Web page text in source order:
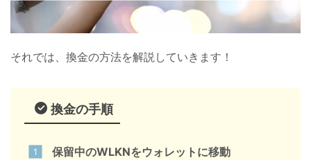
それでは、換金の方法を解説していきます！
換金の手順
保留中のWLKNをウォレットに移動